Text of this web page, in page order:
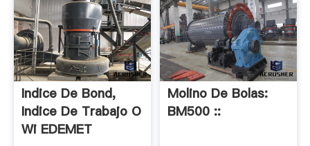
Indice De Bond,
Indice De Trabajo O
Wi EDEMET
Molino De Bolas:
BM500 ::